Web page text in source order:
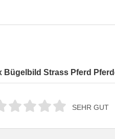
Bügelbild Strass Pferd
SEHR GUT